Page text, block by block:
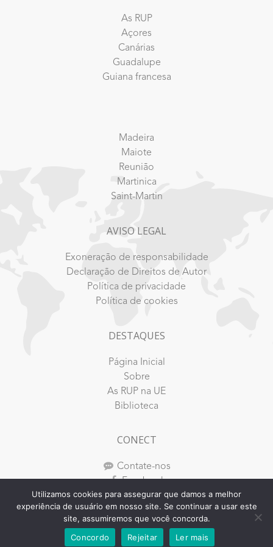
As RUP
Açores
Canárias
Guadalupe
Guiana francesa
Madeira
Maiote
Reunião
Martinica
Saint-Martin
AVISO LEGAL
Exoneração de responsabilidade
Declaração de Direitos de Autor
Política de privacidade
Política de cookies
DESTAQUES
Página Inicial
Sobre
As RUP na UE
Biblioteca
CONECT
Contate-nos
Facebook
Youtube
Instagram
Utilizamos cookies para assegurar que damos a melhor
experiência de usuário em nosso site. Se continuar a usar este
site, assumiremos que você concorda.
Concordo
Rejeitar Ler mais